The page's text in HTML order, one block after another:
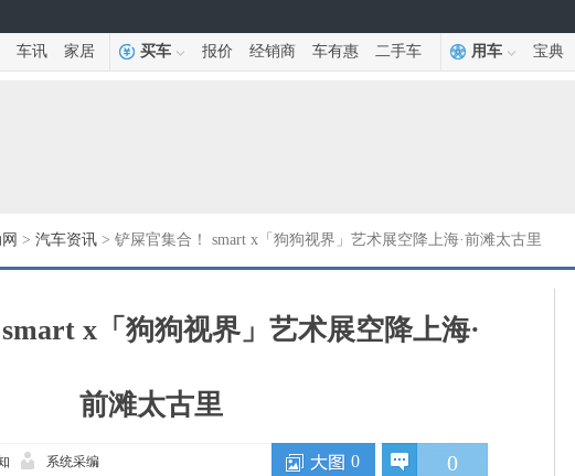
车讯 家居 买车 报价 经销商 车有惠 二手车 用车 宝典
> 汽车资讯 > 铲屎官集合！ smart x「狗狗视界」艺术展空降上海·前滩太古里
x「狗狗视界」艺术展空降上海·
前滩太古里
0
0
系统采编